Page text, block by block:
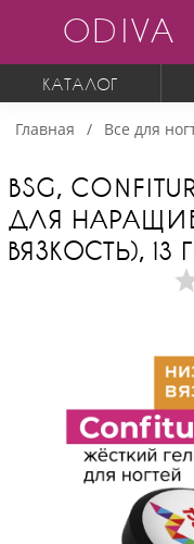
ODIVA
КАТАЛОГ
Главная Все для
BSG,
ДЛЯ
ВЯЗКОСТЬ), 13